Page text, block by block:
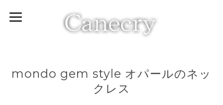
mondo gem style オパールのネッ
クレス